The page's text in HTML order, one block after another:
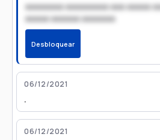
xxxxxxxx xxxxxxxxx xxx xxxxx
xxxxx xxxxxx xxxxxxx
Desbloquear
06/12/2021
.
06/12/2021